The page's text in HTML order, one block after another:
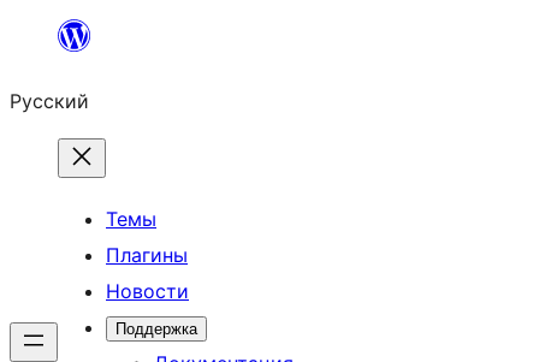
Перейти
содержимому
Русский
Темы
Плагины
Новости
Поддержка